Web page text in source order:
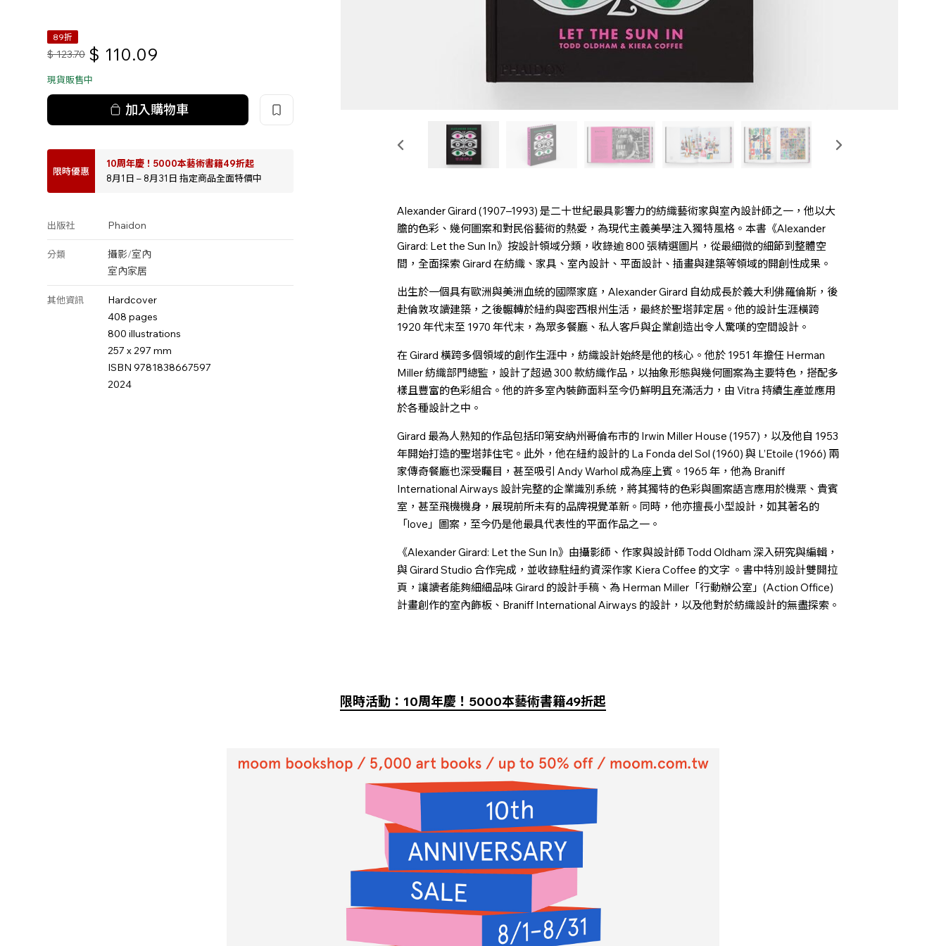
89折
$ 123.70 $ 110.09
現貨販售中
加入購物車
限時優惠
10周年慶！5000本藝術書籍49折起
8月1日 – 8月31日 指定商品全面特價中
出版社 Phaidon
分類 攝影/室內
室內家居
其他資訊
Hardcover
408 pages
800 illustrations
257 x 297 mm
ISBN 9781838667597
2024
Alexander Girard (1907–1993) 是二十世紀最具影響力的紡織藝術家與室內設計師之一，他以大
膽的色彩、幾何圖案和對民俗藝術的熱愛，為現代主義美學注入獨特風格。本書《Alexander
Girard: Let the Sun In》按設計領域分類，收錄逾 800 張精選圖片，從最細微的細節到整體空
間，全面探索 Girard 在紡織、家具、室內設計、平面設計、插畫與建築等領域的開創性成果。
出生於一個具有歐洲與美洲血統的國際家庭，Alexander Girard 自幼成長於義大利佛羅倫斯，後
赴倫敦攻讀建築，之後輾轉於紐約與密西根州生活，最終於聖塔菲定居。他的設計生涯橫跨
1920 年代末至 1970 年代末，為眾多餐廳、私人客戶與企業創造出令人驚嘆的空間設計。
在 Girard 橫跨多個領域的創作生涯中，紡織設計始終是他的核心。他於 1951 年擔任 Herman
Miller 紡織部門總監，設計了超過 300 款紡織作品，以抽象形態與幾何圖案為主要特色，搭配多
樣且豐富的色彩組合。他的許多室內裝飾面料至今仍鮮明且充滿活力，由 Vitra 持續生產並應用
於各種設計之中。
Girard 最為人熟知的作品包括印第安納州哥倫布市的 Irwin Miller House (1957)，以及他自 1953
年開始打造的聖塔菲住宅。此外，他在紐約設計的 La Fonda del Sol (1960) 與 L’Etoile (1966) 兩
家傳奇餐廳也深受矚目，甚至吸引 Andy Warhol 成為座上賓。1965 年，他為 Braniff
International Airways 設計完整的企業識別系統，將其獨特的色彩與圖案語言應用於機票、貴賓
室，甚至飛機機身，展現前所未有的品牌視覺革新。同時，他亦擅長小型設計，如其著名的
「love」圖案，至今仍是他最具代表性的平面作品之一。
《Alexander Girard: Let the Sun In》由攝影師、作家與設計師 Todd Oldham 深入研究與編輯，
與 Girard Studio 合作完成，並收錄駐紐約資深作家 Kiera Coffee 的文字 。書中特別設計雙開拉
頁，讓讀者能夠細細品味 Girard 的設計手稿、為 Herman Miller「行動辦公室」(Action Office)
計畫創作的室內飾板、Braniff International Airways 的設計，以及他對於紡織設計的無盡探索。
限時活動：10周年慶！5000本藝術書籍49折起